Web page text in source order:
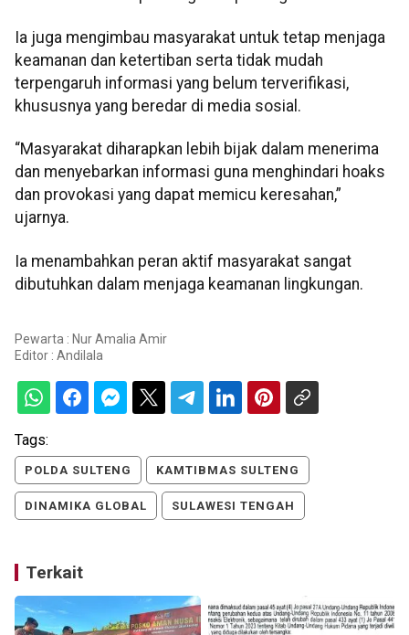
Ia juga mengimbau masyarakat untuk tetap menjaga
keamanan dan ketertiban serta tidak mudah
terpengaruh informasi yang belum terverifikasi,
khususnya yang beredar di media sosial.
“Masyarakat diharapkan lebih bijak dalam menerima
dan menyebarkan informasi guna menghindari hoaks
dan provokasi yang dapat memicu keresahan,”
ujarnya.
Ia menambahkan peran aktif masyarakat sangat
dibutuhkan dalam menjaga keamanan lingkungan.
Pewarta : Nur Amalia Amir
Editor : Andilala
Tags:
POLDA SULTENG KAMTIBMAS SULTENG
DINAMIKA GLOBAL SULAWESI TENGAH
Terkait